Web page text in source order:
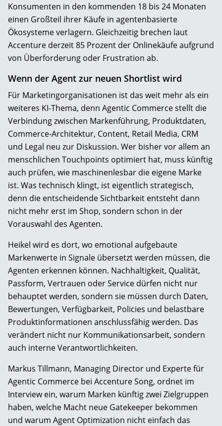
Konsumenten in den kommenden 18 bis 24 Monaten
einen Großteil ihrer Käufe in agentenbasierte
Ökosysteme verlagern. Gleichzeitig brechen laut
Accenture derzeit 85 Prozent der Onlinekäufe aufgrund
von Überforderung oder Frustration ab.
Wenn der Agent zur neuen Shortlist wird
Für Marketingorganisationen ist das weit mehr als ein
weiteres KI-Thema, denn Agentic Commerce stellt die
Verbindung zwischen Markenführung, Produktdaten,
Commerce-Architektur, Content, Retail Media, CRM
und Legal neu zur Diskussion. Wer bisher vor allem an
menschlichen Touchpoints optimiert hat, muss künftig
auch prüfen, wie maschinenlesbar die eigene Marke
ist. Was technisch klingt, ist eigentlich strategisch,
denn die entscheidende Sichtbarkeit entsteht dann
nicht mehr erst im Shop, sondern schon in der
Vorauswahl des Agenten.
Heikel wird es dort, wo emotional aufgebaute
Markenwerte in Signale übersetzt werden müssen, die
Agenten erkennen können. Nachhaltigkeit, Qualität,
Passform, Vertrauen oder Service dürfen nicht nur
behauptet werden, sondern sie müssen durch Daten,
Bewertungen, Verfügbarkeit, Policies und belastbare
Produktinformationen anschlussfähig werden. Das
verändert nicht nur Kommunikationsarbeit, sondern
auch interne Verantwortlichkeiten.
Markus Tillmann, Managing Director und Experte für
Agentic Commerce bei Accenture Song, ordnet im
Interview ein, warum Marken künftig zwei Zielgruppen
haben, welche Macht neue Gatekeeper bekommen
und warum Agent Optimization nicht einfach das